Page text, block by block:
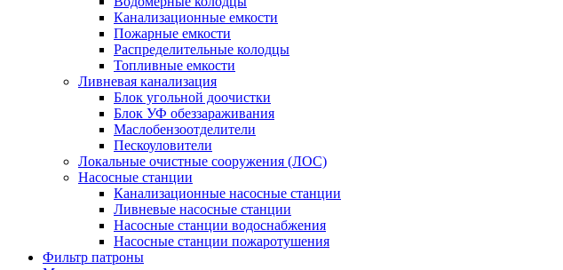
Канализационные емкости
Пожарные емкости
Распределительные колодцы
Топливные емкости
Ливневая канализация
Блок угольной доочистки
Блок УФ обеззараживания
Маслобензоотделители
Пескоуловители
Локальные очистные сооружения (ЛОС)
Насосные станции
Канализационные насосные станции
Ливневые насосные станции
Насосные станции водоснабжения
Насосные станции пожаротушения
Фильтр патроны